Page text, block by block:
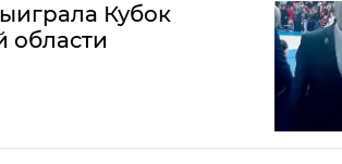
Кубок
области